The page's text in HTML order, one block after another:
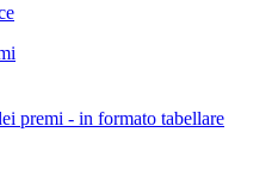
premi - in formato tabellare